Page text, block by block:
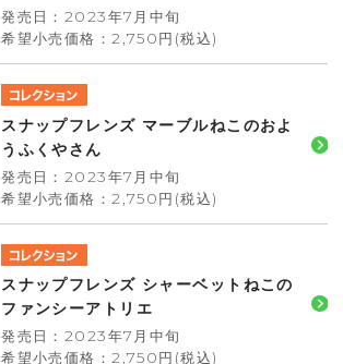
発売日：2023年7月中旬
希望小売価格：2,750円(税込)
スナップフレンズ マーブルねこのおよ
うふくやさん
発売日：2023年7月中旬
希望小売価格：2,750円(税込)
スナップフレンズ シャーベットねこの
ファンシーアトリエ
発売日：2023年7月中旬
希望小売価格：2,750円(税込)